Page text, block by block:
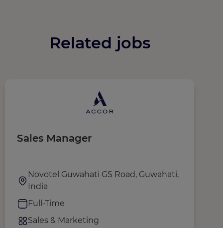
Related jobs
Sales Manager
Novotel Guwahati GS Road, Guwahati,
India
Full-Time
Sales & Marketing